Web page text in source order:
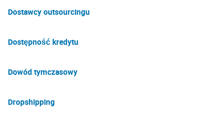
Dostawcy outsourcingu
Dostępność kredytu
Dowód tymczasowy
Dropshipping